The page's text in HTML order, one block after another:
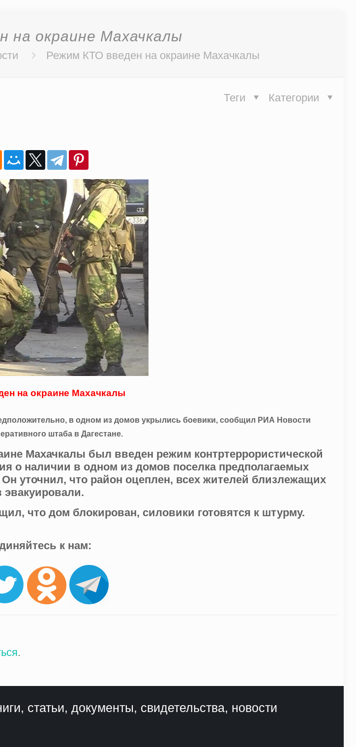
на окраине Махачкалы
Режим КТО введен на окраине Махачкалы
Категории
Теги
на окраине Махачкалы
в одном из домов укрылись боевики, сообщил РИА Новости
штаба в Дагестане.
Махачкалы был введен режим контртеррористической
о наличии в одном из домов поселка предполагаемых
уточнил, что район оцеплен, всех жителей близлежащих
эвакуировали.
что дом блокирован, силовики готовятся к штурму.
к нам:
.
статьи, документы, свидетельства, новости